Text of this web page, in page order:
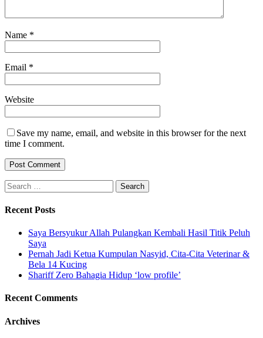
Name *
Email *
Website
Save my name, email, and website in this browser for the next
time I comment.
Search
for:
Recent Posts
Saya Bersyukur Allah Pulangkan Kembali Hasil Titik Peluh
Saya
Pernah Jadi Ketua Kumpulan Nasyid, Cita-Cita Veterinar &
Bela 14 Kucing
Shariff Zero Bahagia Hidup ‘low profile’
Recent Comments
Archives